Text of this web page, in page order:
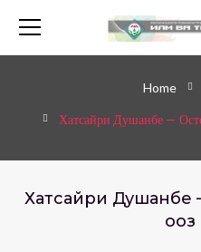
Home
Хатсайри Душанбе —
Хатсайри Душанбе